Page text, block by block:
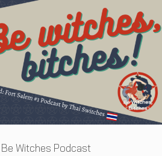
Be Witches Podcast